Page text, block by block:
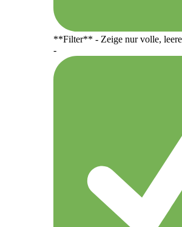
**Filter** - Zeige nur volle,
-